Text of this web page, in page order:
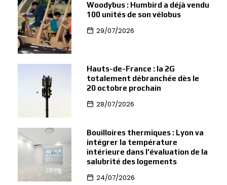
Woodybus : Humbird a déjà vendu
100 unités de son vélobus
29/07/2026
Hauts-de-France : la 2G
totalement débranchée dès le
20 octobre prochain
28/07/2026
Bouilloires thermiques : Lyon va
intégrer la température
intérieure dans l’évaluation de la
salubrité des logements
24/07/2026